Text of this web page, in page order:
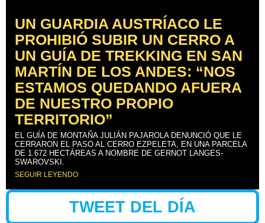
UN GUARDIA AUSTRÍACO LE
PROHIBIÓ SUBIR UN CERRO A
UN GUÍA DE TREKKING EN SAN
MARTÍN DE LOS ANDES: “NOS
ESTAMOS QUEDANDO AFUERA
DE NUESTRO PROPIO
TERRITORIO”
EL GUÍA DE MONTAÑA JULIÁN PAJAROLA DENUNCIÓ QUE LE
CERRARON EL PASO AL CERRO EZPELETA, EN UNA PARCELA
DE 1.672 HECTÁREAS A NOMBRE DE GERNOT LANGES-
SWAROVSKI.
SEGUIR LEYENDO
TWEET DEL DÍA